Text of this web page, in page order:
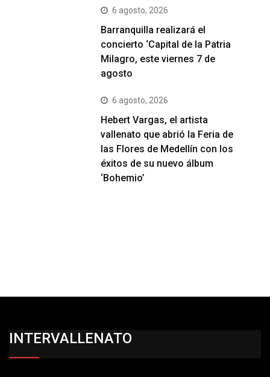
6 agosto, 2026
Barranquilla realizará el
concierto ‘Capital de la Patria
Milagro, este viernes 7 de
agosto
6 agosto, 2026
Hebert Vargas, el artista
vallenato que abrió la Feria de
las Flores de Medellín con los
éxitos de su nuevo álbum
‘Bohemio’
INTERVALLENATO